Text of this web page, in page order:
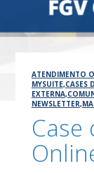
ATENDIMENTO
MYSUITE,CASES
EXTERNA,
NEWSLETTER,
Case